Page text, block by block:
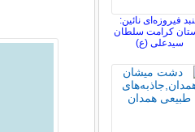
فیروزه‌ای نائین:
کرامت سلطان
سیدعلی (ع)